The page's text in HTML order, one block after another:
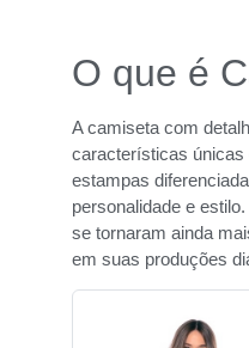
O que é
A camiseta com
características únicas
estampas
personalidade e
se tornaram ainda
em suas produções